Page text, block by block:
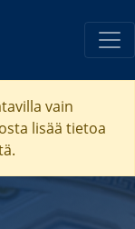
vain
lisää tietoa